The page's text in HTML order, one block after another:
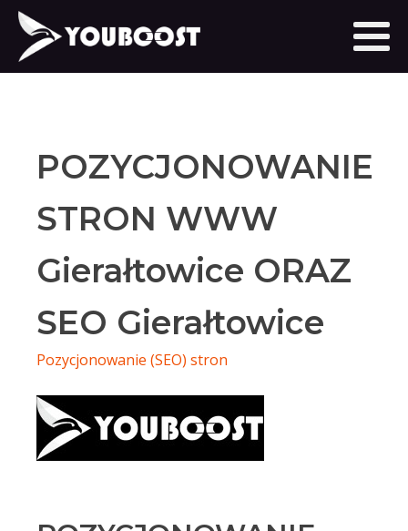
POZYCJONOWANIE
STRON WWW
Gierałtowice ORAZ
SEO Gierałtowice
Pozycjonowanie (SEO) stron